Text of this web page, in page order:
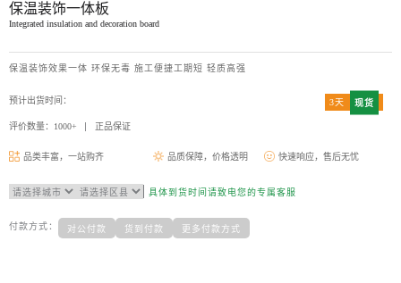
保温装饰一体板
Integrated insulation and decoration board
保温装饰效果一体 环保无毒 施工便捷工期短 轻质高强
预计出货时间： 3天 现货
评价数量：1000+ 正品保证
品类丰富，一站购齐 品质保障，价格透明 快速响应，售后无忧
具体到货时间请致电您的专属客服
付款方式： 对公付款 货到付款 更多付款方式